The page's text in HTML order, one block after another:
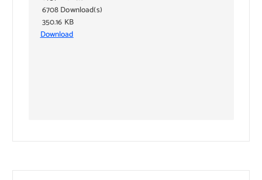
6708 Download(s)
350.16 KB
Download